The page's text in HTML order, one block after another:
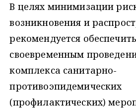
В целях минимизации
возникновения и
рекомендуется
своевременным
комплекса санитарно-
противоэпидемических
(профилактических)